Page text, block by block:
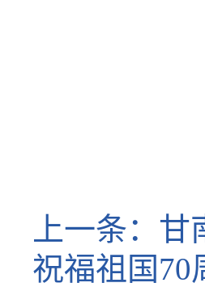
上一条： 甘
祝福祖国70